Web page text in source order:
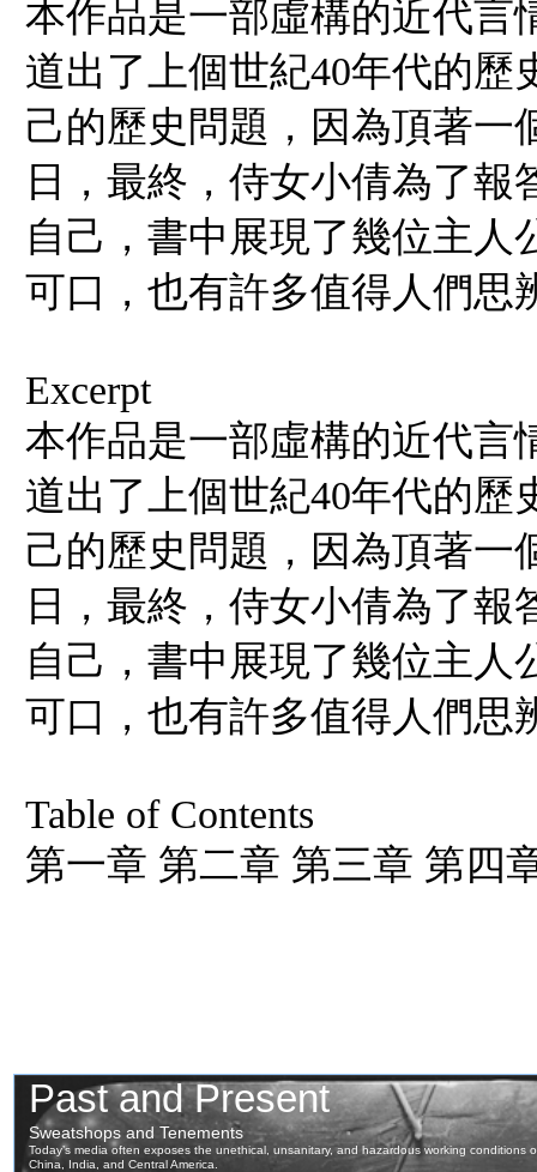
本作品是一部虛構的近代言
道出了上個世紀40年代的
己的歷史問題，因為頂著一
日，最終，侍女小倩為了
自己，書中展現了幾位主人
可口，也有許多值得人們思
Excerpt
本作品是一部虛構的近代言
道出了上個世紀40年代的
己的歷史問題，因為頂著一
日，最終，侍女小倩為了
自己，書中展現了幾位主人
可口，也有許多值得人們思
Table of Contents
第一章 第二章 第三章 第四